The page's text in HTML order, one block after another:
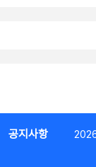
공지사항